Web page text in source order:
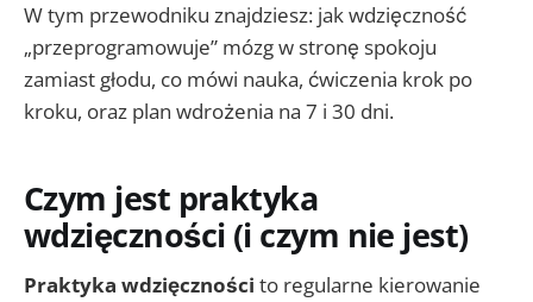
W tym przewodniku znajdziesz: jak wdzięczność
„przeprogramowuje” mózg w stronę spokoju
zamiast głodu, co mówi nauka, ćwiczenia krok po
kroku, oraz plan wdrożenia na 7 i 30 dni.
Czym jest praktyka
wdzięczności (i czym nie jest)
Praktyka wdzięczności to regularne kierowanie